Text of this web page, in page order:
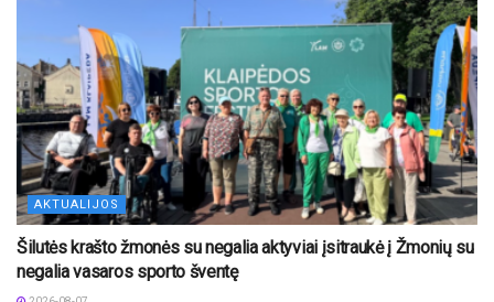
AKTUALIJOS
Šilutės krašto žmonės su negalia aktyviai įsitraukė į Žmonių su
negalia vasaros sporto šventę